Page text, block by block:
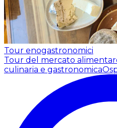
Tour enogastronomici
Tour del mercato
culinaria e gastronomica